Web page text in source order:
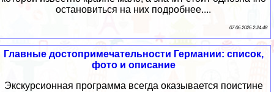
остановиться на них подробнее....
07 06 2026 2:24:48
Главные достопримечательности Германии: список,
фото и описание
Экскурсионная программа всегда оказывается поистине